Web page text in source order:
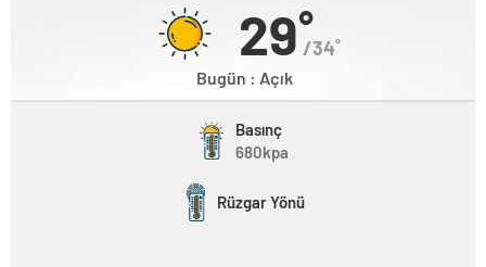
29˚/34˚
Bugün : Açık
Basınç
680kpa
Rüzgar Yönü